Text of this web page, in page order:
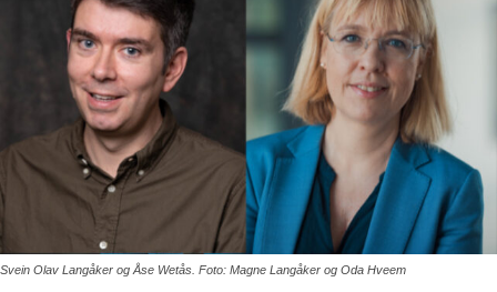
Svein Olav Langåker og Åse Wetås. Foto: Magne Langåker og Oda Hveem